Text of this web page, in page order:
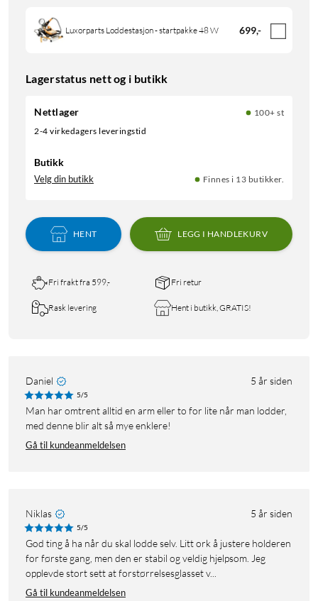
Luxorparts Loddestasjon - startpakke 48 W 699,-
Lagerstatus nett og i butikk
Nettlager
100+ st
2-4 virkedagers leveringstid
Butikk
Velg din butikk Finnes i 13 butikker.
HENT LEGG I HANDLEKURV
Fri frakt fra 599,- Fri retur
Rask levering Hent i butikk, GRATIS!
Daniel 5 år siden
5/5
Man har omtrent alltid en arm eller to for lite når man lodder,
med denne blir alt så mye enklere!
Gå til kundeanmeldelsen
Niklas 5 år siden
5/5
God ting å ha når du skal lodde selv. Litt ork å justere holderen
for første gang, men den er stabil og veldig hjelpsom. Jeg
opplevde stort sett at forstørrelsesglasset v...
Gå til kundeanmeldelsen